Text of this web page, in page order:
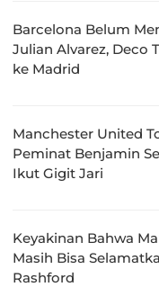
Barcelona Belum
Julian Alvarez, Deco
ke Madrid
Manchester United
Peminat Benjamin
Ikut Gigit Jari
Keyakinan Bahwa
Masih Bisa
Rashford